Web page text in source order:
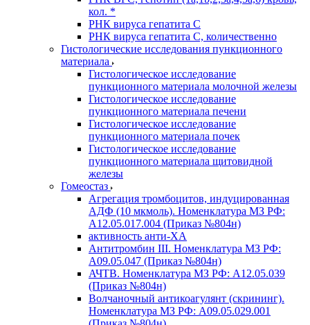
кол. *
РНК вируса гепатита C
РНК вируса гепатита C, количественно
Гистологические исследования пункционного
материала
Гистологическое исследование
пункционного материала молочной железы
Гистологическое исследование
пункционного материала печени
Гистологическое исследование
пункционного материала почек
Гистологическое исследование
пункционного материала щитовидной
железы
Гомеостаз
Агрегация тромбоцитов, индуцированная
АДФ (10 мкмоль). Номенклатура МЗ РФ:
A12.05.017.004 (Приказ №804н)
активность анти-ХА
Антитромбин III. Номенклатура МЗ РФ:
A09.05.047 (Приказ №804н)
АЧТВ. Номенклатура МЗ РФ: A12.05.039
(Приказ №804н)
Волчаночный антикоагулянт (скрининг).
Номенклатура МЗ РФ: A09.05.029.001